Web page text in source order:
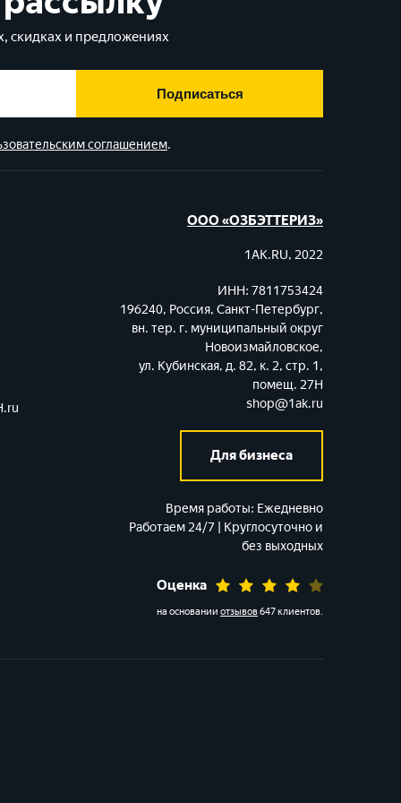
скидках и предложениях
Подписаться
соглашением.
ООО «ОЗБЭТТЕРИЗ»
1AK.RU, 2022
ИНН: 7811753424
196240, Россия, Санкт-Петербург,
вн. тер. г. муниципальный округ
Новоизмайловское,
ул. Кубинская, д. 82, к. 2, стр. 1,
помещ. 27Н
shop@1ak.ru
Для бизнеса
Время работы: Ежедневно
Работаем 24/7 | Круглосуточно и
без выходных
Оценка
на основании отзывов647 клиентов.